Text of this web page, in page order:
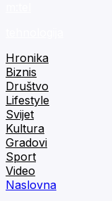
Hronika
Biznis
Društvo
Lifestyle
Svijet
Kultura
Gradovi
Sport
Video
Naslovna